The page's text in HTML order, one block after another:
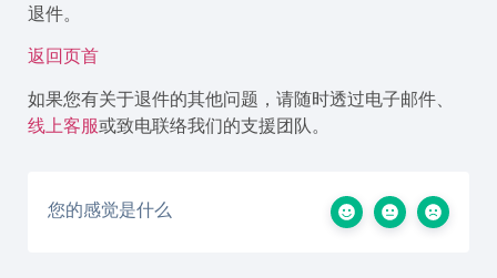
退件。
返回页首
如果您有关于退件的其他问题，请随时透过电子邮件、
线上客服或致电联络我们的支援团队。
您的感觉是什么